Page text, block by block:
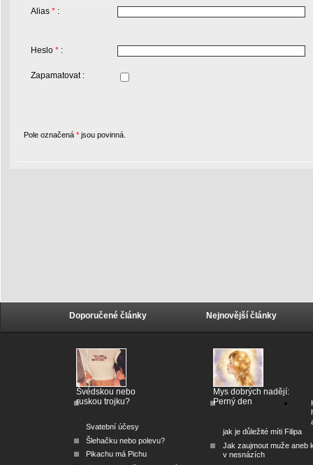
Alias * :
Heslo * :
Zapamatovat :
Pole označená * jsou povinná.
Doporučené články
Švédskou nebo
ruskou trojku?
Svatební účesy
Šlehačku nebo polevu?
Pikachu má Pichu
Nejnovější články
Mys dobrých nadějí:
Perný den
jak je důležité míti Filipa
Jak zaujmout muže aneb
v nesnázích